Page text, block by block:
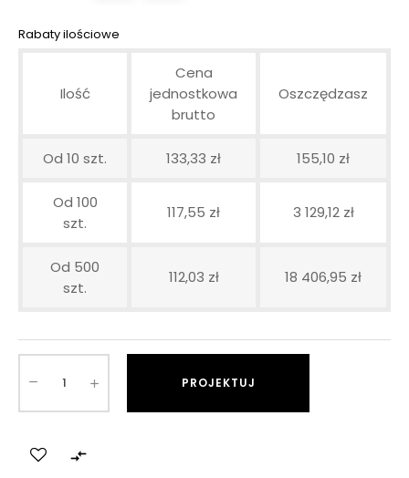
Rabaty ilościowe
Ilość
Cena
jednostkowa
brutto
Oszczędzasz
Od 10 szt. 133,33 zł 155,10 zł
Od 100
szt.
117,55 zł 3 129,12 zł
Od 500
szt.
112,03 zł 18 406,95 zł
PROJEKTUJ
